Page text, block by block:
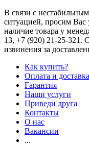
В связи с
ситуацией, просим Вас
наличие товара у
13, +7 (920) 21-25-321 .
извинения за
Как купить?
Оплата и доставка
Гарантия
Наши услуги
Приведи друга
Контакты
О нас
Вакансии
...